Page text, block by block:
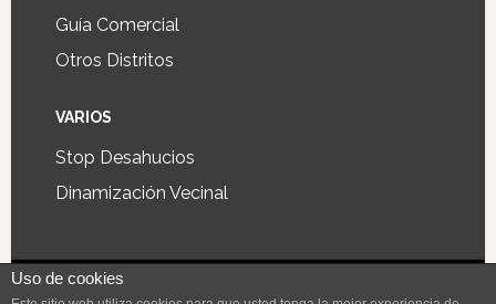
Guía Comercial
Otros Distritos
VARIOS
Stop Desahucios
Dinamización Vecinal
Diseño y desarrollo de aplicaciones y páginas web
Uso de cookies